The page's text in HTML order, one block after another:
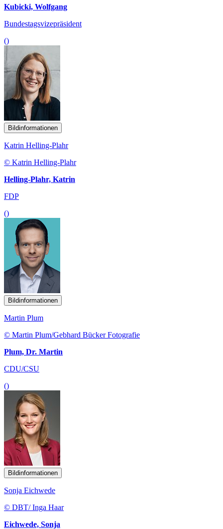
Kubicki, Wolfgang
Bundestagsvizepräsident
()
Bildinformationen
Katrin Helling-Plahr
© Katrin Helling-Plahr
Helling-Plahr, Katrin
FDP
()
Bildinformationen
Martin Plum
© Martin Plum/Gebhard Bücker Fotografie
Plum, Dr. Martin
CDU/CSU
()
Bildinformationen
Sonja Eichwede
© DBT/ Inga Haar
Eichwede, Sonja